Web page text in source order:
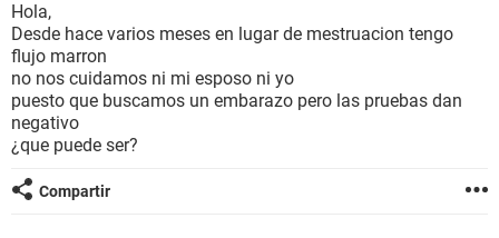
BIENESTAR
SEXUALIDAD
GLOSARIO
Hola,
Desde hace varios meses en lugar de mestruacion tengo
flujo marron
no nos cuidamos ni mi esposo ni yo
puesto que buscamos un embarazo pero las pruebas dan
negativo
¿que puede ser?
Compartir